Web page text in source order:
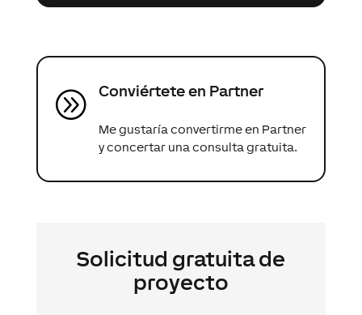
A Conviértete en Partner
Me gustaría convertirme en Partner
y concertar una consulta gratuita.
Solicitud gratuita de
proyecto